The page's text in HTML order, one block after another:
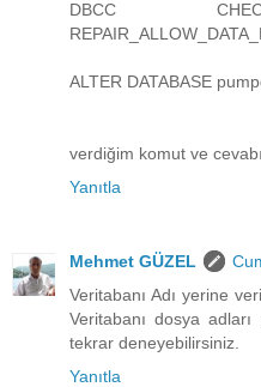
DBCC
ALTER DATABASE
verdiğim komut ve cevabı.
Yanıtla
Mehmet GÜZEL
Veritabanı Adı yerine
Veritabanı dosya adları
tekrar deneyebilirsiniz.
Yanıtla